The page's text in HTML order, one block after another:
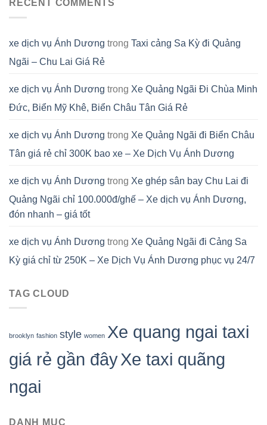
RECENT COMMENTS
xe dịch vụ Ánh Dương trong Taxi cảng Sa Kỳ đi Quảng
Ngãi – Chu Lai Giá Rẻ
xe dịch vụ Ánh Dương trong Xe Quảng Ngãi Đi Chùa Minh
Đức, Biển Mỹ Khê, Biển Châu Tân Giá Rẻ
xe dịch vụ Ánh Dương trong Xe Quảng Ngãi đi Biển Châu
Tân giá rẻ chỉ 300K bao xe – Xe Dịch Vụ Ánh Dương
xe dịch vụ Ánh Dương trong Xe ghép sân bay Chu Lai đi
Quảng Ngãi chỉ 100.000đ/ghế – Xe dịch vụ Ánh Dương,
đón nhanh – giá tốt
xe dịch vụ Ánh Dương trong Xe Quảng Ngãi đi Cảng Sa
Kỳ giá chỉ từ 250K – Xe Dịch Vụ Ánh Dương phục vụ 24/7
TAG CLOUD
brooklyn fashion style women Xe quang ngai taxi
giá rẻ gần đâyXe taxi quãng
ngai
DANH MỤC